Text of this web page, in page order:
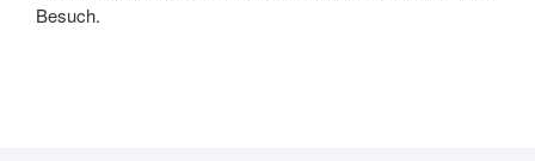
Besuch.